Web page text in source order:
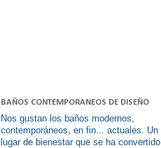
BAÑOS CONTEMPORANEOS DE DISEÑO
Nos gustan los baños modernos,
contemporáneos, en fin... actuales. Un
lugar de bienestar que se ha convertido